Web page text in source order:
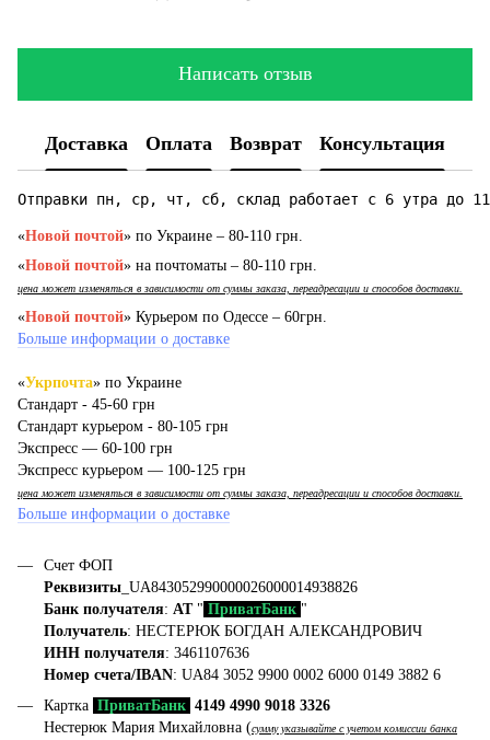
Написать отзыв
Доставка Оплата Возврат Консультация
Отправки пн, ср, чт, сб, склад работает с 6 утра до
«Новой почтой» по Украине – 80-110 грн.
«Новой почтой» на почтоматы – 80-110 грн.
цена может изменяться в зависимости от суммы заказа, переадресации и способов доставки.
«Новой почтой» Курьером по Одессе – 60грн.
Больше информации о доставке
«Укрпочта» по Украине
Стандарт - 45-60 грн
Стандарт курьером - 80-105 грн
Экспресс — 60-100 грн
Экспресс курьером — 100-125 грн
цена может изменяться в зависимости от суммы заказа, переадресации и способов доставки.
Больше информации о доставке
Счет ФОП
Реквизиты _UA843052990000026000014938826
Банк получателя: АТ" ПриватБанк "
Получатель: НЕСТЕРЮК БОГДАН АЛЕКСАНДРОВИЧ
ИНН получателя: 3461107636
Номер счета/IBAN: UA84 3052 9900 0002 6000 0149 3882 6
Картка ПриватБанк 4149 4990 9018 3326
Нестерюк Мария Михайловна (сумму указывайте с учетом комиссии банка